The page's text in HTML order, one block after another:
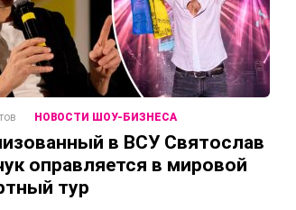
НОВОСТИ ШОУ-БИЗНЕСА
в ВСУ Святослав
оправляется в мировой
тур